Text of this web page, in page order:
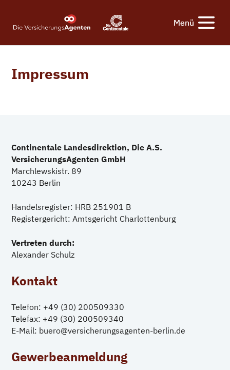
Impressum
Continentale Landesdirektion, Die A.S.
VersicherungsAgenten GmbH
Marchlewskistr. 89
10243 Berlin
Handelsregister: HRB 251901 B
Registergericht: Amtsgericht Charlottenburg
Vertreten durch:
Alexander Schulz
Kontakt
Telefon: +49 (30) 200509330
Telefax: +49 (30) 200509340
E-Mail: buero@versicherungsagenten-berlin.de
Gewerbeanmeldung